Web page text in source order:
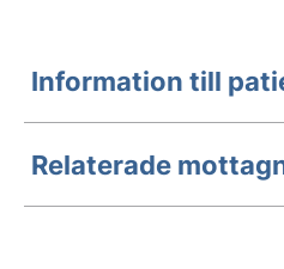
Information till
Relaterade